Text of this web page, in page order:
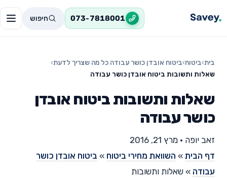
073-7818001 חיפוש
בית›ביטוח›ביטוח אובדן כושר עבודה כל מה שצריך לדעת›
שאלות ותשובות ביטוח אובדן כושר עבודה
שאלות ותשובות ביטוח אובדן
כושר עבודה
זאב יופה • מרץ 21, 2016
דף הבית » השוואת מחירי ביטוח » ביטוח אובדן כושר
עבודה » שאלות ותשובות